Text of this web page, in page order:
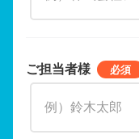
ご担当者様